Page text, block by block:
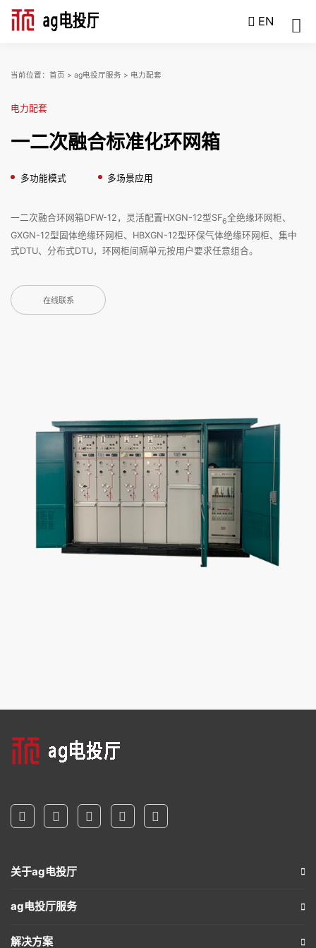
EN
当前位置： 首页 > ag电投厅服务 > 电力配套
电力配套
一二次融合标准化环网箱
多功能模式 多场景应用
一二次融合环网箱DFW-12，灵活配置HXGN-12型SF6全绝缘环网柜、
GXGN-12型固体绝缘环网柜、HBXGN-12型环保气体绝缘环网柜、集中
式DTU、分布式DTU，环网柜间隔单元按用户要求任意组合。
在线联系
关于ag电投厅
ag电投厅服务
解决方案